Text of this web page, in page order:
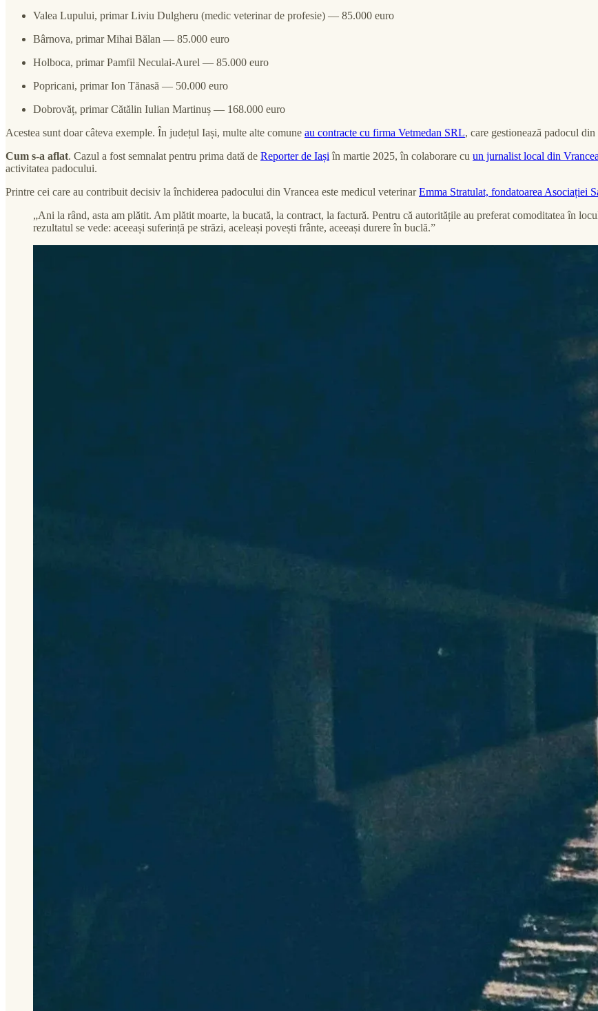
Valea Lupului, primar Liviu Dulgheru (medic veterinar de profesie) — 85.000 euro
Bârnova, primar Mihai Bălan — 85.000 euro
Holboca, primar Pamfil Neculai‑Aurel — 85.000 euro
Popricani, primar Ion Tănasă — 50.000 euro
Dobrovăț, primar Cătălin Iulian Martinuș — 168.000 euro
Acestea sunt doar câteva exemple. În județul Iași, multe alte comune au contracte cu firma ​​Vetmedan SRL, care gestionează padocul din
Cum s-a aflat. Cazul a fost semnalat pentru prima dată de Reporter de Iași în martie 2025, în colaborare cu un jurnalist local din Vrancea
activitatea padocului.
Printre cei care au contribuit decisiv la închiderea padocului din Vrancea este medicul veterinarEmma Stratulat, fondatoarea Asociației
„Ani la rând, asta am plătit. Am plătit moarte, la bucată, la contract, la factură. Pentru că autoritățile au preferat comoditatea în
rezultatul se vede: aceeași suferință pe străzi, aceleași povești frânte, aceeași durere în buclă.”